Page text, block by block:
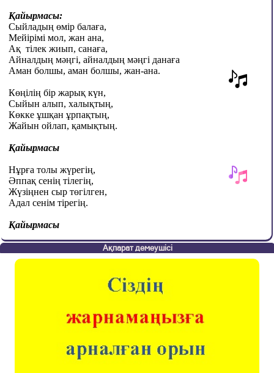
Қайырмасы:
Сыйладың өмір балаға,
Мейірімі мол, жан ана,
Ақ тілек жиып, санаға,
Айналдың мәңгі, айналдың мәңгі данаға
Аман болшы, аман болшы, жан-ана.
Көңілің бір жарық күн,
Сыйын алып, халықтың,
Көкке ұшқан ұрпақтың,
Жайын ойлап, қамықтың.
Қайырмасы
Нұрға толы жүрегің,
Әппақ сенің тілегің,
Жүзіңнен сыр төгілген,
Адал сенім тірегің.
Қайырмасы
Ақпарат демеушісі